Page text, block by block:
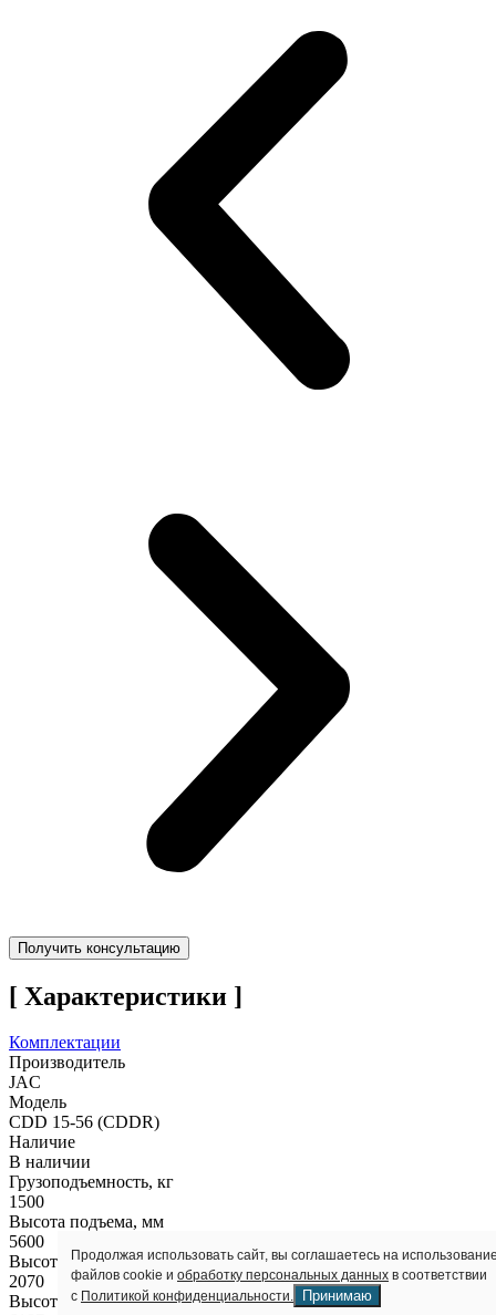
Получить консультацию
[ Характеристики ]
Комплектации
Производитель
JAC
Модель
CDD 15-56 (CDDR)
Наличие
В наличии
Грузоподъемность, кг
1500
Высота подъема, мм
5600
Высота в сложенном состоянии, мм
2070
Высота полностью выдвинутой мачты, мм
Продолжая использовать сайт, вы соглашаетесь на
файлов cookie и обработку персональных данных в соответствии
с Политикой конфиденциальности. Принимаю